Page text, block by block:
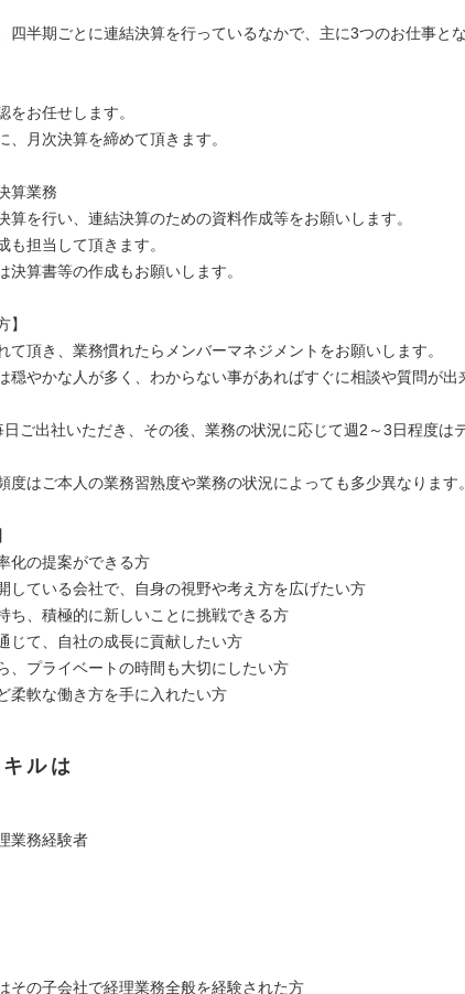
四半期ごとに連結決算を行っているなかで、主に3つのお仕事とな
お任せします。
月次決算を締めて頂きます。
算業務
を行い、連結決算のための資料作成等をお願いします。
担当して頂きます。
算書等の作成もお願いします。
】
て頂き、業務慣れたらメンバーマネジメントをお願いします。
穏やかな人が多く、わからない事があればすぐに相談や質問が出
ご出社いただき、その後、業務の状況に応じて週2～3日程度は
度はご本人の業務習熟度や業務の状況によっても多少異なります。
化の提案ができる方
している会社で、自身の視野や考え方を広げたい方
ち、積極的に新しいことに挑戦できる方
じて、自社の成長に貢献したい方
、プライベートの時間も大切にしたい方
柔軟な働き方を手に入れたい方
ルは
業務経験者
その子会社で経理業務全般を経験された方